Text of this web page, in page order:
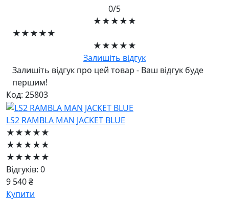
0/5
★★★★★
★★★★★
★★★★★
Залишіть відгук
Залишіть відгук про цей товар - Ваш відгук буде
першим!
Код: 25803
LS2 RAMBLA MAN JACKET BLUE
★★★★★
★★★★★
★★★★★
Відгуків: 0
9 540 ₴
Купити